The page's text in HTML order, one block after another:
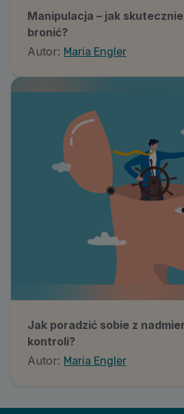
Manipulacja – jak
bronić?
Autor: Maria Engler
Jak poradzić sobie z
kontroli?
Autor: Maria Engler